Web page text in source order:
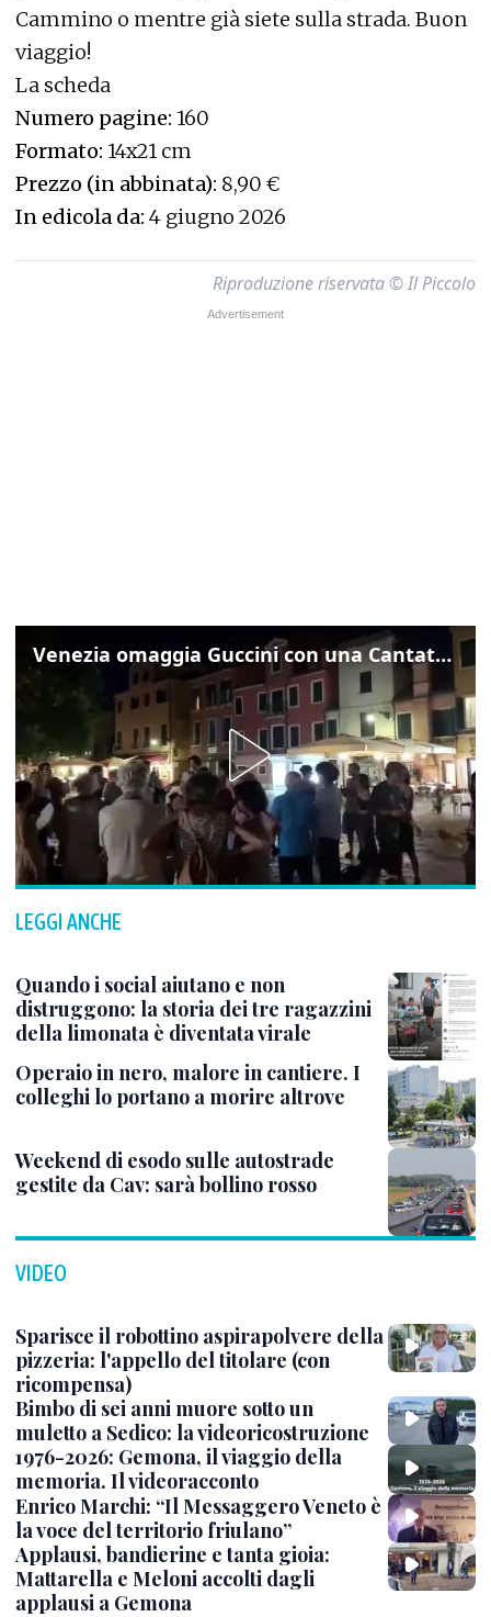
Cammino o mentre già siete sulla strada. Buon
viaggio!
La scheda
Numero pagine: 160
Formato: 14x21 cm
Prezzo (in abbinata): 8,90 €
In edicola da: 4 giugno 2026
Riproduzione riservata © Il Piccolo
Venezia omaggia Guccini con una Cantata Anarchica in campo Santa Margherita
LEGGI ANCHE
Quando i social aiutano e non
distruggono: la storia dei tre ragazzini
della limonata è diventata virale
Operaio in nero, malore in cantiere. I
colleghi lo portano a morire altrove
Weekend di esodo sulle autostrade
gestite da Cav: sarà bollino rosso
VIDEO
Sparisce il robottino aspirapolvere della
pizzeria: l'appello del titolare (con
ricompensa)
Bimbo di sei anni muore sotto un
muletto a Sedico: la videoricostruzione
1976-2026: Gemona, il viaggio della
memoria. Il videoracconto
Enrico Marchi: “Il Messaggero Veneto è
la voce del territorio friulano”
Applausi, bandierine e tanta gioia:
Mattarella e Meloni accolti dagli
applausi a Gemona